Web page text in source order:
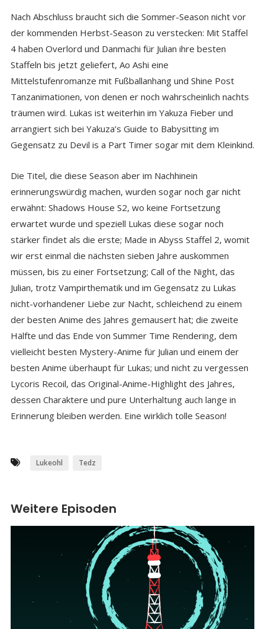
Nach Abschluss braucht sich die Sommer-Season nicht vor
der kommenden Herbst-Season zu verstecken: Mit Staffel
4 haben Overlord und Danmachi für Julian ihre besten
Staffeln bis jetzt geliefert, Ao Ashi eine
Mittelstufenromanze mit Fußballanhang und Shine Post
Tanzanimationen, von denen er noch wahrscheinlich nachts
träumen wird. Lukas ist weiterhin im Yakuza Fieber und
arrangiert sich bei Yakuza’s Guide to Babysitting im
Gegensatz zu Devil is a Part Timer sogar mit dem Kleinkind.
Die Titel, die diese Season aber im Nachhinein
erinnerungswürdig machen, wurden sogar noch gar nicht
erwähnt: Shadows House S2, wo keine Fortsetzung
erwartet wurde und speziell Lukas diese sogar noch
stärker findet als die erste; Made in Abyss Staffel 2, womit
wir erst einmal die nächsten sieben Jahre auskommen
müssen, bis zu einer Fortsetzung; Call of the Night, das
Julian, trotz Vampirthematik und im Gegensatz zu Lukas
nicht-vorhandener Liebe zur Nacht, schleichend zu einem
der besten Anime des Jahres gemausert hat; die zweite
Hälfte und das Ende von Summer Time Rendering, dem
vielleicht besten Mystery-Anime für Julian und einem der
besten Anime überhaupt für Lukas; und nicht zu vergessen
Lycoris Recoil, das Original-Anime-Highlight des Jahres,
dessen Charaktere und pure Unterhaltung auch lange in
Erinnerung bleiben werden. Eine wirklich tolle Season!
Lukeohl Tedz
Weitere Episoden